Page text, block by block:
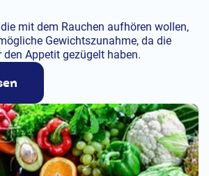
mit dem Rauchen aufhören wollen,
Gewichtszunahme, da die
Appetit gezügelt haben.